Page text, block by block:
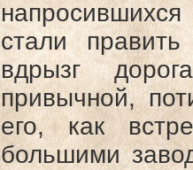
стали
вдрызг
привычной,
его, как
большими